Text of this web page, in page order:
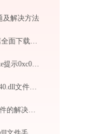
及解决方法
找不到联想8260打印机驱动？这篇全面下载安装指南帮到你
税控发票开票打开MainExecuteS.exe提示0xc000000d错误码怎么办
WPS表格主程序 et.exe加载msvcp140.dll文件丢失处理办法
系统提示缺失opencv_core249.dll文件的解决方法